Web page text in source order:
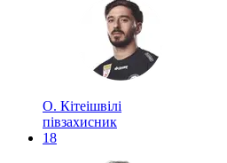
О. Кітеішвілі
півзахисник
18